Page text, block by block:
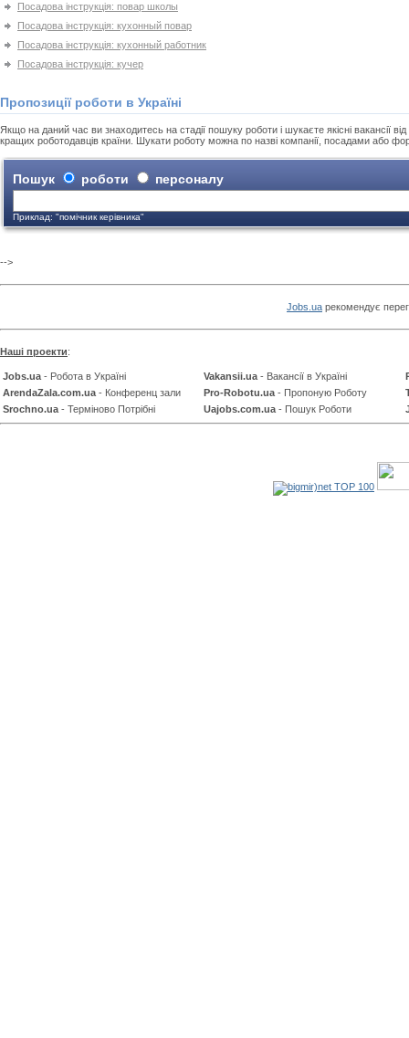
Посадова інструкція: повар школы
Посадова інструкція: кухонный повар
Посадова інструкція: кухонный работник
Посадова інструкція: кучер
Пропозиції роботи в Україні
Якщо на даний час ви знаходитесь на стадії пошуку роботи і шукаєте якісні вакансії
кращих роботодавців країни. Шукати роботу можна по назві компанії, посадами або
Пошук роботи персоналу
Приклад: "помічник керівника"
-->
Jobs.ua рекомендує
Наші проекти:
Jobs.ua - Робота в Україні Vakansii.ua - Вакансії в Україні
ArendaZala.com.ua - Конференц зали Pro-Robotu.ua - Пропоную Роботу
Srochno.ua - Терміново Потрібні Uajobs.com.ua - Пошук Роботи